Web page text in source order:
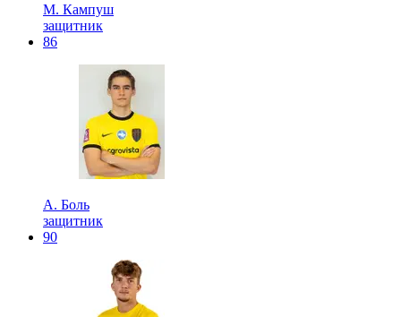
М. Кампуш
защитник
86
А. Боль
защитник
90